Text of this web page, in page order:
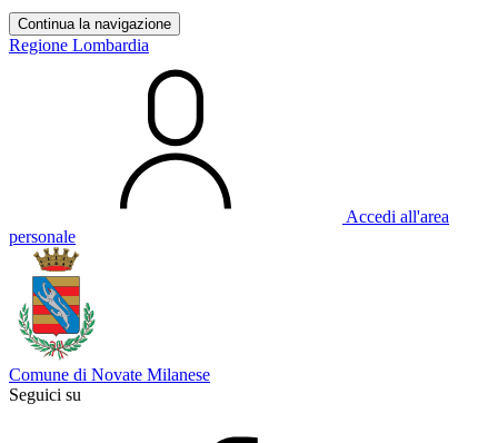
Continua la navigazione
Regione Lombardia
Accedi all'area
personale
Comune di Novate Milanese
Seguici su